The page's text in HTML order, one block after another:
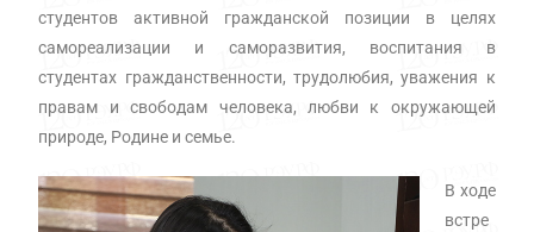
студентов активной гражданской позиции в целях
самореализации и саморазвития, воспитания в
студентах гражданственности, трудолюбия, уважения к
правам и свободам человека, любви к окружающей
природе, Родине и семье.
В ходе
встре